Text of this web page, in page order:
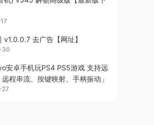
v1.0.0.7 去广告【网址】
30
安卓手机玩PS4 PS5游戏 支持远
程串流、按键映射、手柄振动」